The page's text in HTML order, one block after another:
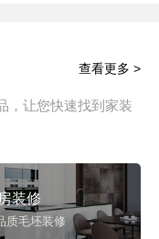
，让您快速找到家装
查看更多 >
装修
质毛坯装修